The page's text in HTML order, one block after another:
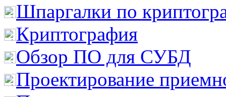
Шпаргалки по
Криптография
Обзор ПО для СУБД
Проектирование